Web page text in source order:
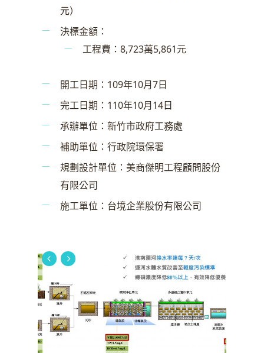
元）
決標金額：
工程費：8,723萬5,861元
開工日期：109年10月7日
完工日期：110年10月14日
承辦單位：新竹市政府工務處
補助單位：行政院環保署
規劃設計單位：美商傑明工程顧問股份
有限公司
施工單位：台境企業股份有限公司